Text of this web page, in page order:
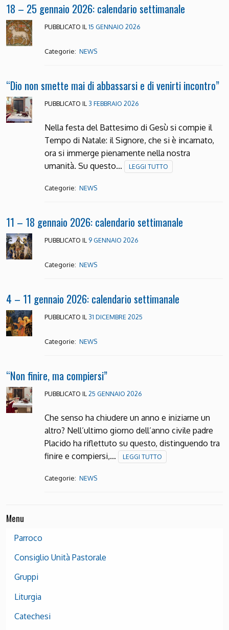
18 – 25 gennaio 2026: calendario settimanale
PUBBLICATO IL 15 GENNAIO 2026
Categorie: NEWS
“Dio non smette mai di abbassarsi e di venirti incontro”
PUBBLICATO IL 3 FEBBRAIO 2026
Nella festa del Battesimo di Gesù si compie il
Tempo di Natale: il Signore, che si è incarnato,
ora si immerge pienamente nella nostra
umanità. Su questo…
LEGGI TUTTO
Categorie: NEWS
11 – 18 gennaio 2026: calendario settimanale
PUBBLICATO IL 9 GENNAIO 2026
Categorie: NEWS
4 – 11 gennaio 2026: calendario settimanale
PUBBLICATO IL 31 DICEMBRE 2025
Categorie: NEWS
“Non finire, ma compiersi”
PUBBLICATO IL 25 GENNAIO 2026
Che senso ha chiudere un anno e iniziarne un
altro? Nell’ultimo giorno dell’anno civile padre
Placido ha riflettuto su questo, distinguendo tra
finire e compiersi,…
LEGGI TUTTO
Categorie: NEWS
Menu
Parroco
Consiglio Unità Pastorale
Gruppi
Liturgia
Catechesi